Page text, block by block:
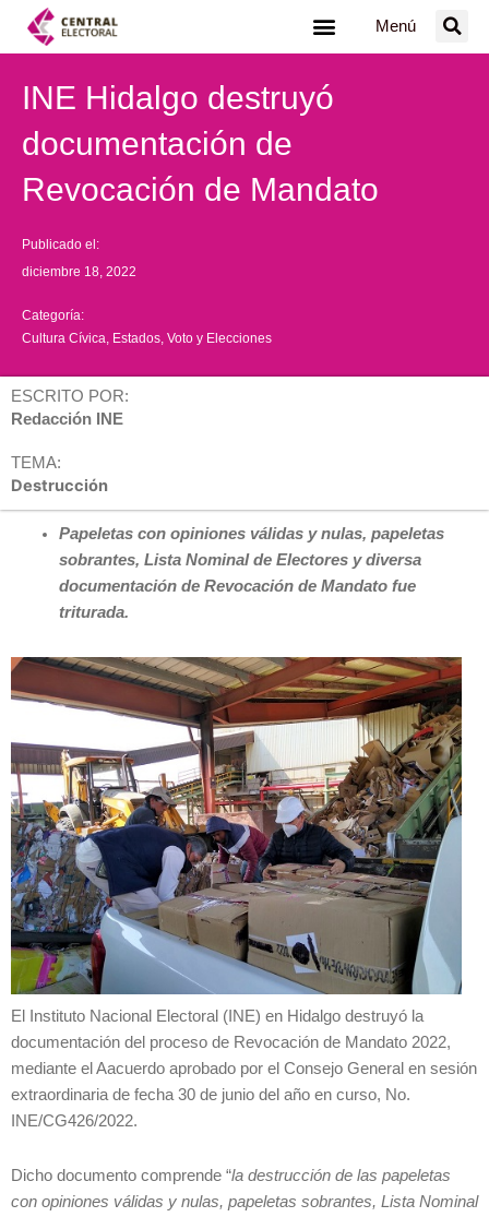
Menú
INE Hidalgo destruyó
documentación de
Revocación de Mandato
Publicado el:
diciembre 18, 2022
Categoría:
Cultura Cívica Estados Voto y Elecciones
ESCRITO POR:
Redacción INE
TEMA:
Destrucción
Papeletas con opiniones válidas y nulas, papeletas
sobrantes, Lista Nominal de Electores y diversa
documentación de Revocación de Mandato fue
triturada.
El Instituto Nacional Electoral (INE) en Hidalgo destruyó la
documentación del proceso de Revocación de Mandato 2022,
mediante el Aacuerdo aprobado por el Consejo General en sesión
extraordinaria de fecha 30 de junio del año en curso, No.
INE/CG426/2022.
Dicho documento comprende “la destrucción de las papeletas
con opiniones válidas y nulas, papeletas sobrantes, Lista Nominal